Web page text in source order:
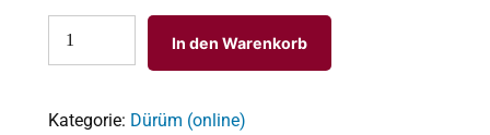
In den Warenkorb
Kategorie: Dürüm (online)